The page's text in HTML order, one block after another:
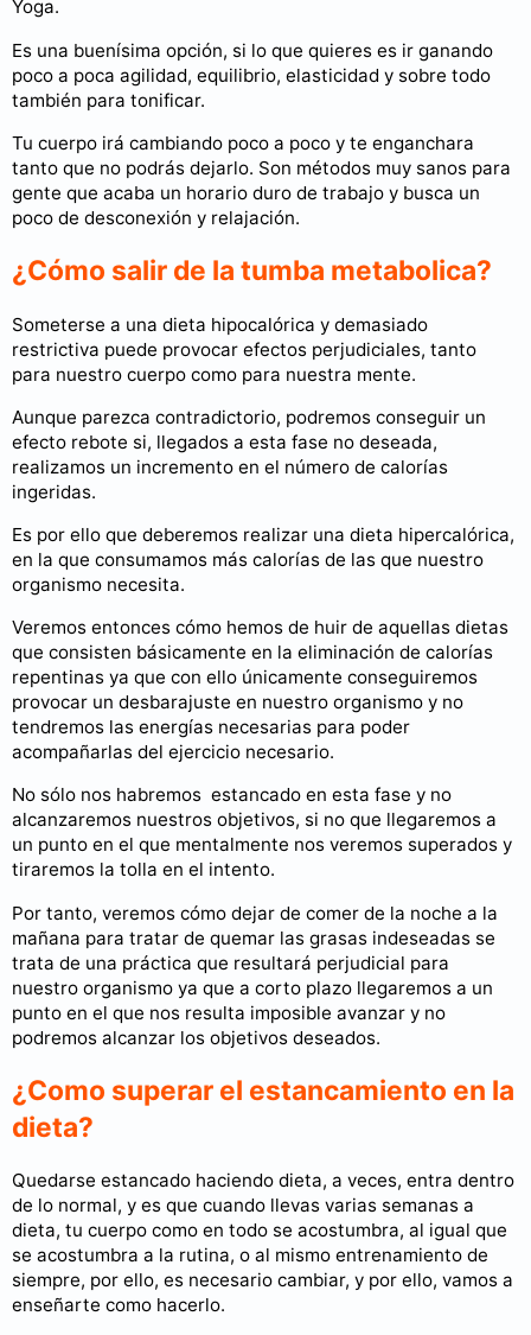
Yoga.
Es una buenísima opción, si lo que quieres es ir ganando
poco a poca agilidad, equilibrio, elasticidad y sobre todo
también para tonificar.
Tu cuerpo irá cambiando poco a poco y te enganchara
tanto que no podrás dejarlo. Son métodos muy sanos para
gente que acaba un horario duro de trabajo y busca un
poco de desconexión y relajación.
¿Cómo salir de la tumba metabolica?
Someterse a una dieta hipocalórica y demasiado
restrictiva puede provocar efectos perjudiciales, tanto
para nuestro cuerpo como para nuestra mente.
Aunque parezca contradictorio, podremos conseguir un
efecto rebote si, llegados a esta fase no deseada,
realizamos un incremento en el número de calorías
ingeridas.
Es por ello que deberemos realizar una dieta hipercalórica,
en la que consumamos más calorías de las que nuestro
organismo necesita.
Veremos entonces cómo hemos de huir de aquellas dietas
que consisten básicamente en la eliminación de calorías
repentinas ya que con ello únicamente conseguiremos
provocar un desbarajuste en nuestro organismo y no
tendremos las energías necesarias para poder
acompañarlas del ejercicio necesario.
No sólo nos habremos estancado en esta fase y no
alcanzaremos nuestros objetivos, si no que llegaremos a
un punto en el que mentalmente nos veremos superados y
tiraremos la tolla en el intento.
Por tanto, veremos cómo dejar de comer de la noche a la
mañana para tratar de quemar las grasas indeseadas se
trata de una práctica que resultará perjudicial para
nuestro organismo ya que a corto plazo llegaremos a un
punto en el que nos resulta imposible avanzar y no
podremos alcanzar los objetivos deseados.
¿Como superar el estancamiento en la
dieta?
Quedarse estancado haciendo dieta, a veces, entra dentro
de lo normal, y es que cuando llevas varias semanas a
dieta, tu cuerpo como en todo se acostumbra, al igual que
se acostumbra a la rutina, o al mismo entrenamiento de
siempre, por ello, es necesario cambiar, y por ello, vamos a
enseñarte como hacerlo.